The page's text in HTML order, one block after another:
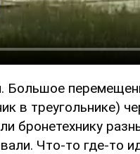
Большое
в треугольнике)
бронетехнику
Что-то где-то